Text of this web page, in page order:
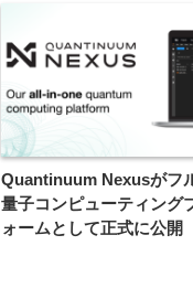
Quantinuum Nexusがフ
量子コンピューティング
ォームとして正式に公開